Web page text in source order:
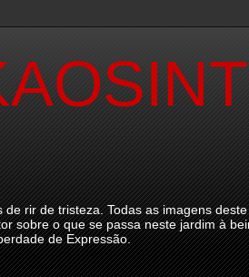
rir de tristeza. Todas as imagens
sobre o que se passa neste jardim à
de Expressão.